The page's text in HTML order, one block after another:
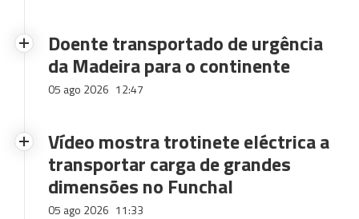
Doente transportado de urgência
da Madeira para o continente
05 ago 2026 12:47
Vídeo mostra trotinete eléctrica a
transportar carga de grandes
dimensões no Funchal
05 ago 2026 11:33